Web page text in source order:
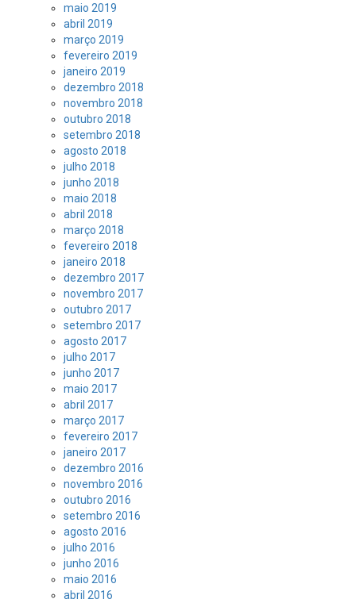
maio 2019
abril 2019
março 2019
fevereiro 2019
janeiro 2019
dezembro 2018
novembro 2018
outubro 2018
setembro 2018
agosto 2018
julho 2018
junho 2018
maio 2018
abril 2018
março 2018
fevereiro 2018
janeiro 2018
dezembro 2017
novembro 2017
outubro 2017
setembro 2017
agosto 2017
julho 2017
junho 2017
maio 2017
abril 2017
março 2017
fevereiro 2017
janeiro 2017
dezembro 2016
novembro 2016
outubro 2016
setembro 2016
agosto 2016
julho 2016
junho 2016
maio 2016
abril 2016